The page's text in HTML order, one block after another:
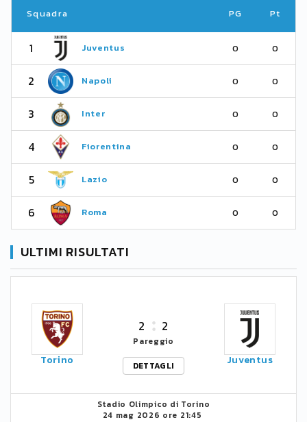
Squadra PG Pt
1 Juventus 0 0
2 Napoli 0 0
3 Inter 0 0
4 Fiorentina 0 0
5 Lazio 0 0
6 Roma 0 0
ULTIMI RISULTATI
Torino
2 2
Pareggio
DETTAGLI
Juventus
Stadio Olimpico di Torino
24 mag 2026 ore 21:45